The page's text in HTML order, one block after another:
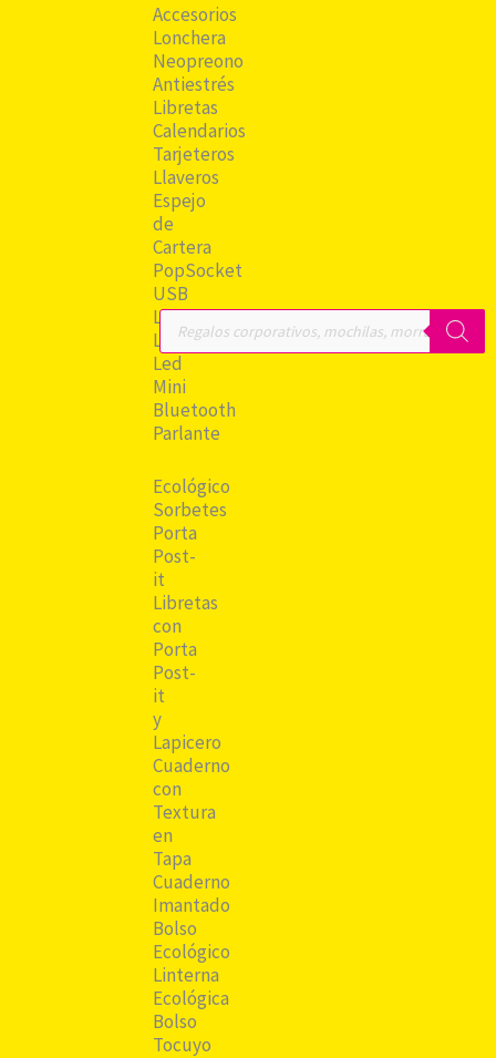
Accesorios
Lonchera
Neopreono
Antiestrés
Libretas
Calendarios
Tarjeteros
Llaveros
Espejo
de
Cartera
PopSocket
USB
Leather
Lámpara
Led
Mini
Bluetooth
Parlante
Ecológico
Sorbetes
Porta
Post-
it
Libretas
con
Porta
Post-
it
y
Lapicero
Cuaderno
con
Textura
en
Tapa
Cuaderno
Imantado
Bolso
Ecológico
Linterna
Ecológica
Bolso
Tocuyo
Búsqueda
de
productos